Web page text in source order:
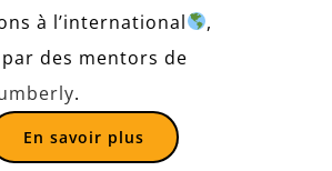
à l’international
,
des mentors de
.
En savoir plus